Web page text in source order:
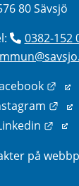
80 Sävsjö
0382-152
på